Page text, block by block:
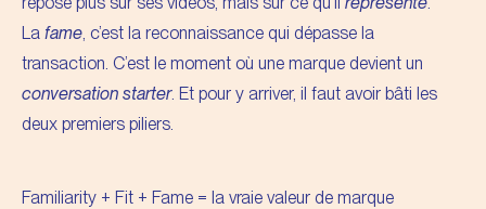
La fame , c’est la reconnaissance qui dépasse la
transaction. C’est le moment où une marque devient un
conversation starter. Et pour y arriver, il faut avoir bâti les
deux premiers piliers.
Familiarity + Fit + Fame = la vraie valeur de marque